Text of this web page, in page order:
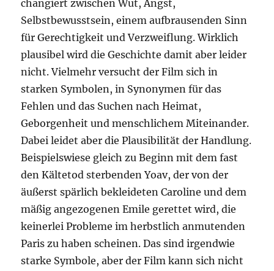
changiert zwischen Wut, Angst,
Selbstbewusstsein, einem aufbrausenden Sinn
für Gerechtigkeit und Verzweiflung. Wirklich
plausibel wird die Geschichte damit aber leider
nicht. Vielmehr versucht der Film sich in
starken Symbolen, in Synonymen für das
Fehlen und das Suchen nach Heimat,
Geborgenheit und menschlichem Miteinander.
Dabei leidet aber die Plausibilität der Handlung.
Beispielswiese gleich zu Beginn mit dem fast
den Kältetod sterbenden Yoav, der von der
äußerst spärlich bekleideten Caroline und dem
mäßig angezogenen Emile gerettet wird, die
keinerlei Probleme im herbstlich anmutenden
Paris zu haben scheinen. Das sind irgendwie
starke Symbole, aber der Film kann sich nicht